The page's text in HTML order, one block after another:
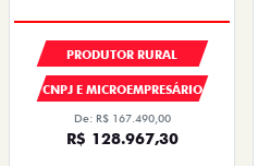
PRODUTOR RURAL
CNPJ E MICROEMPRESÁRIO
De: R$ 167.490,00
R$ 128.967,30